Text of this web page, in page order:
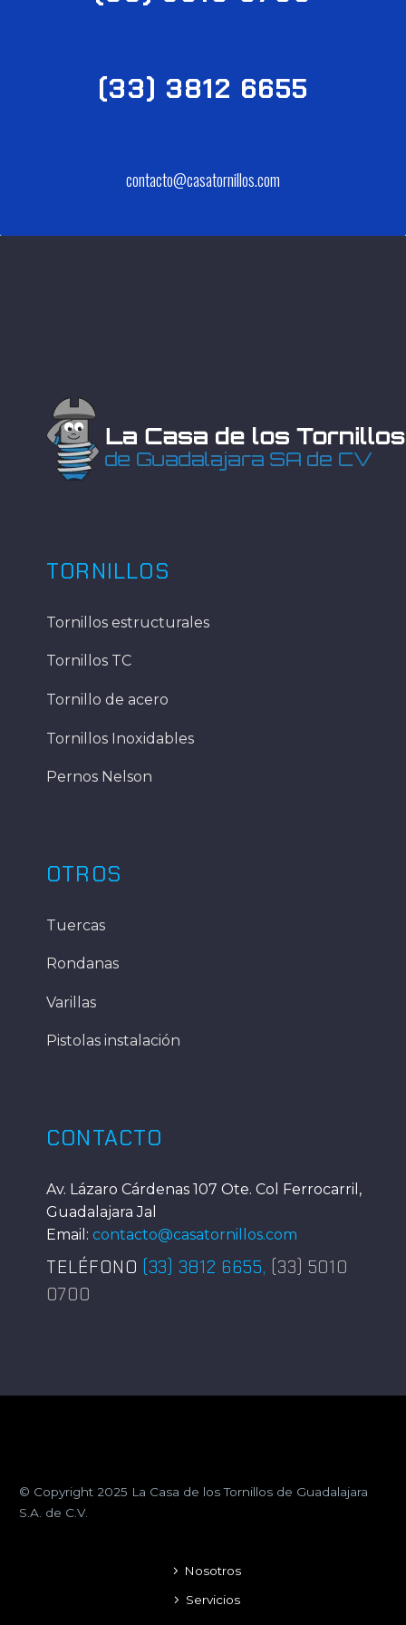
(33) 3812 6655
contacto@casatornillos.com
TORNILLOS
Tornillos estructurales
Tornillos TC
Tornillo de acero
Tornillos Inoxidables
Pernos Nelson
OTROS
Tuercas
Rondanas
Varillas
Pistolas instalación
CONTACTO
Av. Lázaro Cárdenas 107 Ote. Col Ferrocarril,
Guadalajara Jal
Email: contacto@casatornillos.com
TELÉFONO (33) 3812 6655, (33) 5010
0700
© Copyright 2025 La Casa de los Tornillos de Guadalajara
S.A. de C.V.
Nosotros
Servicios